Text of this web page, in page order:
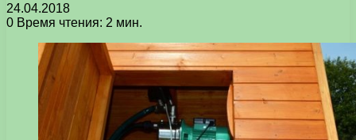
24.04.2018
0 Время чтения: 2 мин.